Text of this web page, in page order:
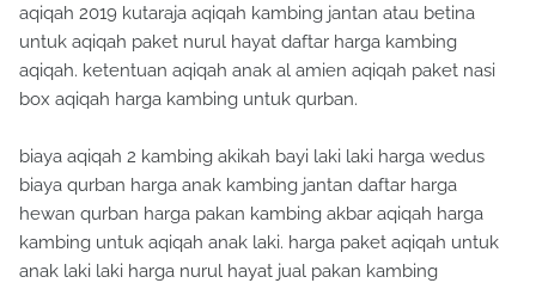
aqiqah 2019 kutaraja aqiqah kambing jantan atau betina
untuk aqiqah paket nurul hayat daftar harga kambing
aqiqah. ketentuan aqiqah anak al amien aqiqah paket nasi
box aqiqah harga kambing untuk qurban.
biaya aqiqah 2 kambing akikah bayi laki laki harga wedus
biaya qurban harga anak kambing jantan daftar harga
hewan qurban harga pakan kambing akbar aqiqah harga
kambing untuk aqiqah anak laki. harga paket aqiqah untuk
anak laki laki harga nurul hayat jual pakan kambing